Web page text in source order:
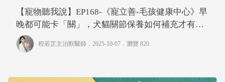
【寵物聽我說】EP168-《寵立善-毛孩健康中心》早
晚都可能卡「關」，犬貓關節保養如何補充才有
感？｜專業獸醫—程若芷
程若芷主治獸醫師 ．2025-10-07． 瀏覽 820